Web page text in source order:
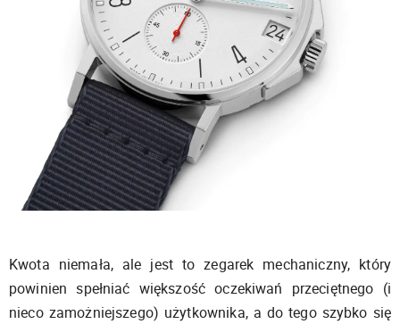
Kwota niemała, ale jest to zegarek mechaniczny, który
powinien spełniać większość oczekiwań przeciętnego (i
nieco zamożniejszego) użytkownika, a do tego szybko się